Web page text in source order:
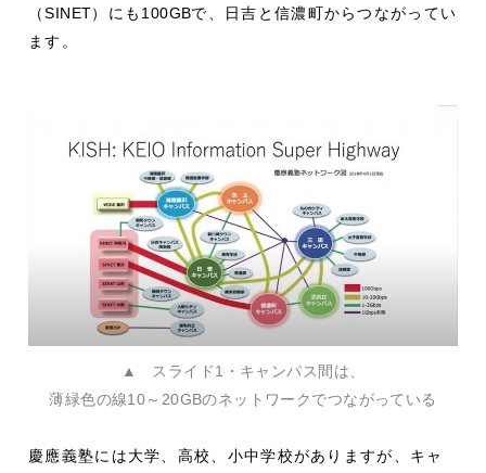
（SINET）にも 100GBで、日吉と信濃町からつながってい
ます。
▲ スライド1・キャンパス間は、
薄緑色の線10～20GBのネットワークでつながっている
慶應義塾には大学、高校、小中学校がありますが、キャ